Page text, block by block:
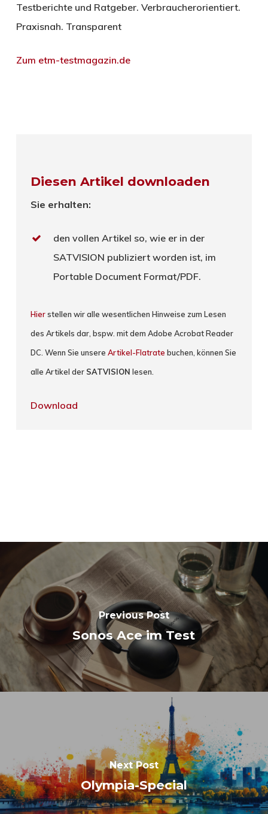
Testberichte und Ratgeber. Verbraucherorientiert.
Praxisnah. Transparent
Zum etm-testmagazin.de
Diesen Artikel downloaden
Sie erhalten:
den vollen Artikel so, wie er in der
SATVISION publiziert worden ist, im
Portable Document Format/PDF.
Hierstellen wir alle wesentlichen Hinweise zum Lesen
des Artikels dar, bspw. mit dem Adobe Acrobat Reader
DC. Wenn Sie unsereArtikel-Flatrate buchen, können Sie
alle Artikel der SATVISION lesen.
Download
Previous Post
Sonos Ace im Test
Next Post
Olympia-Special